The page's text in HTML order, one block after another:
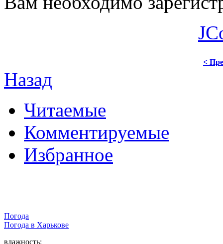
<
Назад
Читаемые
Комментируемые
Избранное
Погода
Погода в Харькове
влажность: